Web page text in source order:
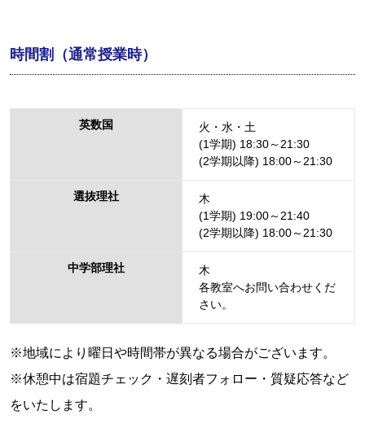
時間割（通常授業時）
英数国
火・水・土
(1学期) 18:30～21:30
(2学期以降) 18:00～21:30
選抜理社
木
(1学期) 19:00～21:40
(2学期以降) 18:00～21:30
中学部理社
木
各教室へお問い合わせくだ
さい。
※地域により曜日や時間帯が異なる場合がございます。
※休憩中は宿題チェック・遅刻者フォロー・質疑応答など
をいたします。